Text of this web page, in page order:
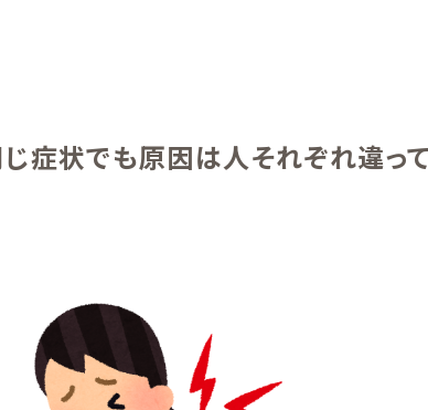
症状でも原因は人それぞれ違って